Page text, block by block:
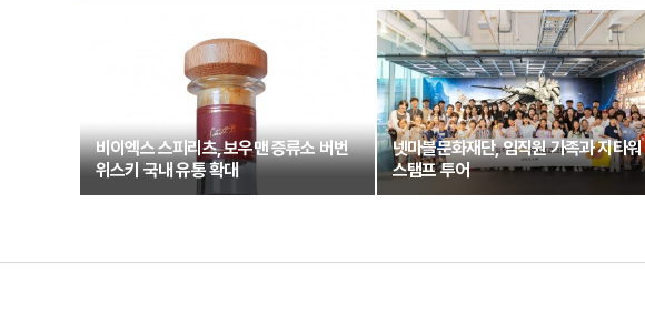
비이엑스 스피리츠, 보우맨 증류소 버번
위스키 국내 유통 확대
넷마블문화재단, 임직원 가족과 지타워
스탬프 투어